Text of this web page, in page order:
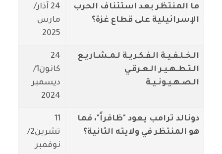
ما المنتظر بعد استئناف الحرب
الإسرائيلية على قطاع غزة؟
24 آذار/
مارس
2025
الـخـلـفـيـة الـفـكـريـة لـمـشـاريـع
الـتـطـهـيـر الـعـرقـي
الـصـهـيـونـيـة
24
كانون1/
ديسمبر
2024
دونالد ترامب يعود "ظافراً"، فما
هو المنتظر في ولايته الثانية؟
11
تشرين2/
نوفمبر